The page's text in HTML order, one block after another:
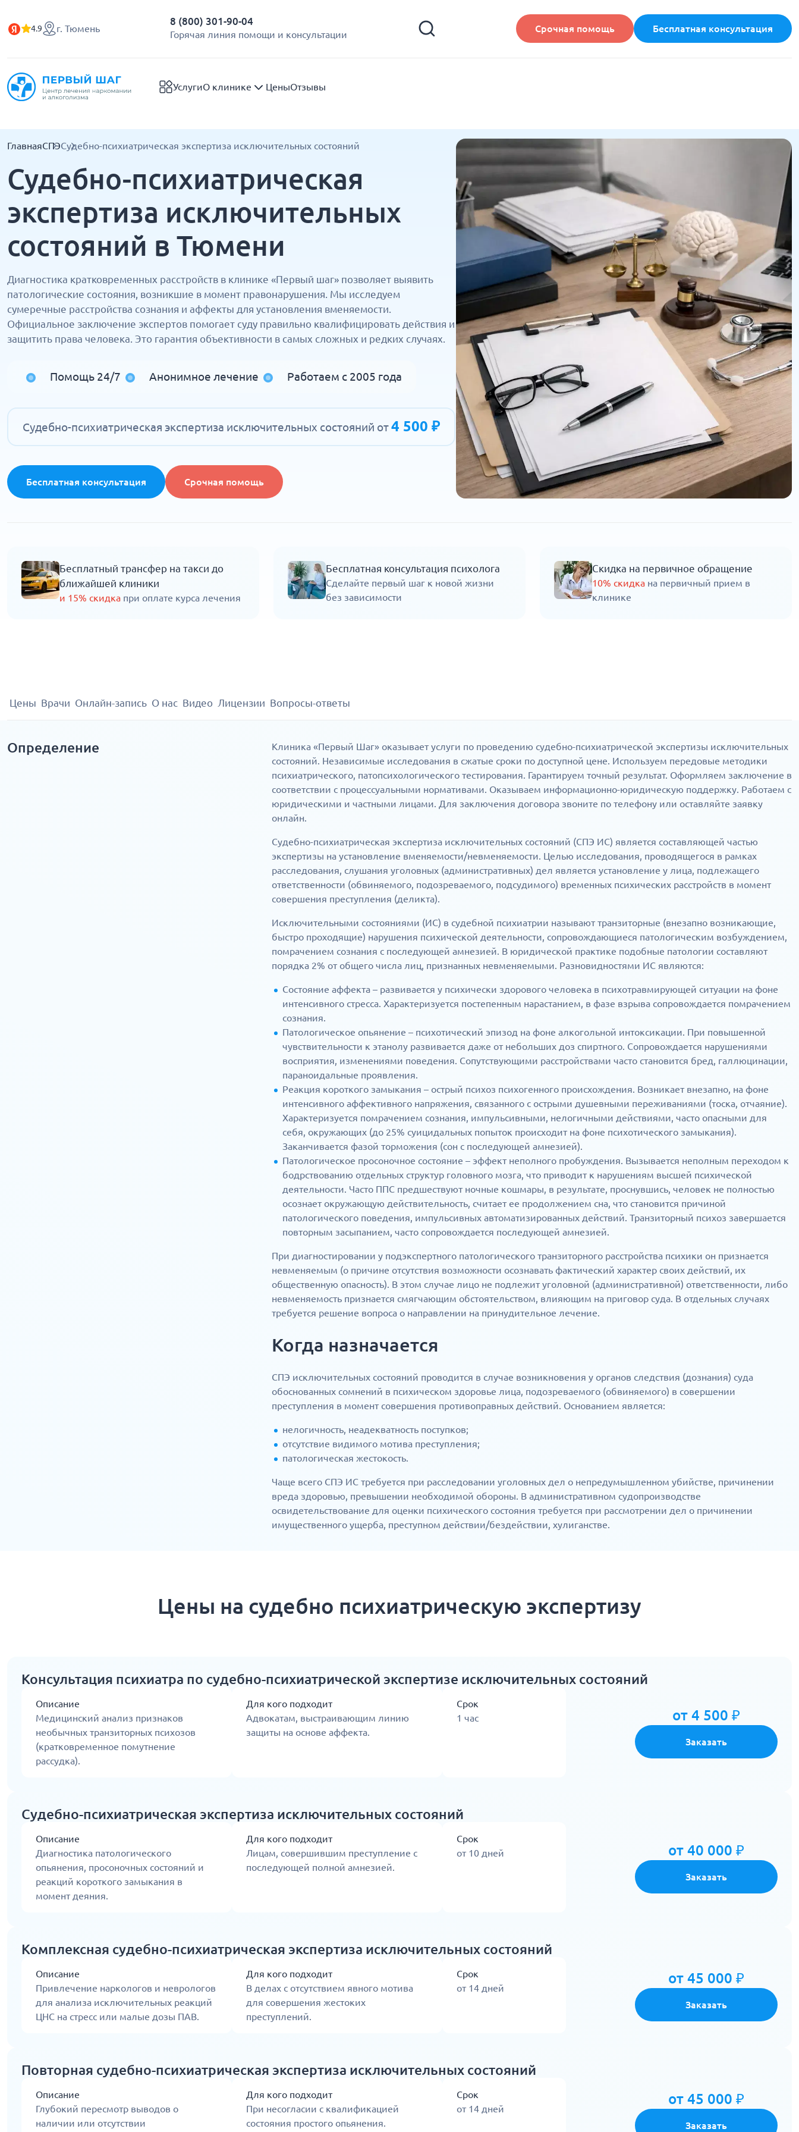
4.9 г. Тюмень
8 (800) 301-90-04
Горячая линия помощи и консультации
Срочная помощь Бесплатная консультация
УслугиО клинике ЦеныОтзывы
ГлавнаяСПЭСудебно-психиатрическая экспертиза исключительных состояний
Судебно-психиатрическая
экспертиза исключительных
состояний в Тюмени
Диагностика кратковременных расстройств в клинике «Первый шаг» позволяет выявить
патологические состояния, возникшие в момент правонарушения. Мы исследуем
сумеречные расстройства сознания и аффекты для установления вменяемости.
Официальное заключение экспертов помогает суду правильно квалифицировать действия и
защитить права человека. Это гарантия объективности в самых сложных и редких случаях.
Помощь 24/7 Анонимное лечение Работаем с 2005 года
Судебно-психиатрическая экспертиза исключительных состояний от4 500 ₽
Бесплатная консультация Срочная помощь
Бесплатный трансфер на такси до
ближайшей клиники
и 15% скидка при оплате курса лечения
Бесплатная консультация психолога
Сделайте первый шаг к новой жизни
без зависимости
Скидка на первичное обращение
10% скидка на первичный прием в
клинике
Цены Врачи Онлайн-запись О нас Видео Лицензии Вопросы-ответы
Определение
Клиника «Первый Шаг» оказывает услуги по проведению судебно-психиатрической экспертизы исключительных
состояний. Независимые исследования в сжатые сроки по доступной цене. Используем передовые методики
психиатрического, патопсихологического тестирования. Гарантируем точный результат. Оформляем заключение в
соответствии с процессуальными нормативами. Оказываем информационно-юридическую поддержку. Работаем с
юридическими и частными лицами. Для заключения договора звоните по телефону или оставляйте заявку
онлайн.
Судебно-психиатрическая экспертиза исключительных состояний (СПЭ ИС) является составляющей частью
экспертизы на установление вменяемости/невменяемости. Целью исследования, проводящегося в рамках
расследования, слушания уголовных (административных) дел является установление у лица, подлежащего
ответственности (обвиняемого, подозреваемого, подсудимого) временных психических расстройств в момент
совершения преступления (деликта).
Исключительными состояниями (ИС) в судебной психиатрии называют транзиторные (внезапно возникающие,
быстро проходящие) нарушения психической деятельности, сопровождающиеся патологическим возбуждением,
помрачением сознания с последующей амнезией. В юридической практике подобные патологии составляют
порядка 2% от общего числа лиц, признанных невменяемыми. Разновидностями ИС являются:
Состояние аффекта – развивается у психически здорового человека в психотравмирующей ситуации на фоне
интенсивного стресса. Характеризуется постепенным нарастанием, в фазе взрыва сопровождается помрачением
сознания.
Патологическое опьянение – психотический эпизод на фоне алкогольной интоксикации. При повышенной
чувствительности к этанолу развивается даже от небольших доз спиртного. Сопровождается нарушениями
восприятия, изменениями поведения. Сопутствующими расстройствами часто становится бред, галлюцинации,
параноидальные проявления.
Реакция короткого замыкания – острый психоз психогенного происхождения. Возникает внезапно, на фоне
интенсивного аффективного напряжения, связанного с острыми душевными переживаниями (тоска, отчаяние).
Характеризуется помрачением сознания, импульсивными, нелогичными действиями, часто опасными для
себя, окружающих (до 25% суицидальных попыток происходит на фоне психотического замыкания).
Заканчивается фазой торможения (сон с последующей амнезией).
Патологическое просоночное состояние – эффект неполного пробуждения. Вызывается неполным переходом к
бодрствованию отдельных структур головного мозга, что приводит к нарушениям высшей психической
деятельности. Часто ППС предшествуют ночные кошмары, в результате, проснувшись, человек не полностью
осознает окружающую действительность, считает ее продолжением сна, что становится причиной
патологического поведения, импульсивных автоматизированных действий. Транзиторный психоз завершается
повторным засыпанием, часто сопровождается последующей амнезией.
При диагностировании у подэкспертного патологического транзиторного расстройства психики он признается
невменяемым (о причине отсутствия возможности осознавать фактический характер своих действий, их
общественную опасность). В этом случае лицо не подлежит уголовной (административной) ответственности, либо
невменяемость признается смягчающим обстоятельством, влияющим на приговор суда. В отдельных случаях
требуется решение вопроса о направлении на принудительное лечение.
Когда назначается
СПЭ исключительных состояний проводится в случае возникновения у органов следствия (дознания) суда
обоснованных сомнений в психическом здоровье лица, подозреваемого (обвиняемого) в совершении
преступления в момент совершения противоправных действий. Основанием является:
нелогичность, неадекватность поступков;
отсутствие видимого мотива преступления;
патологическая жестокость.
Чаще всего СПЭ ИС требуется при расследовании уголовных дел о непредумышленном убийстве, причинении
вреда здоровью, превышении необходимой обороны. В административном судопроизводстве
освидетельствование для оценки психического состояния требуется при рассмотрении дел о причинении
имущественного ущерба, преступном действии/бездействии, хулиганстве.
Цены на судебно психиатрическую экспертизу
Консультация психиатра по судебно-психиатрической экспертизе исключительных состояний
Описание
Медицинский анализ признаков
необычных транзиторных психозов
(кратковременное помутнение
рассудка).
Для кого подходит
Адвокатам, выстраивающим линию
защиты на основе аффекта.
Срок
1 час
от 4 500 ₽
Заказать
Судебно-психиатрическая экспертиза исключительных состояний
Описание
Диагностика патологического
опьянения, просоночных состояний и
реакций короткого замыкания в
момент деяния.
Для кого подходит
Лицам, совершившим преступление с
последующей полной амнезией.
Срок
от 10 дней
от 40 000 ₽
Заказать
Комплексная судебно-психиатрическая экспертиза исключительных состояний
Описание
Привлечение наркологов и неврологов
для анализа исключительных реакций
ЦНС на стресс или малые дозы ПАВ.
Для кого подходит
В делах с отсутствием явного мотива
для совершения жестоких
преступлений.
Срок
от 14 дней
от 45 000 ₽
Заказать
Повторная судебно-психиатрическая экспертиза исключительных состояний
Описание
Глубокий пересмотр выводов о
наличии или отсутствии
Для кого подходит
При несогласии с квалификацией
состояния простого опьянения.
Срок
от 14 дней
от 45 000 ₽
Заказать